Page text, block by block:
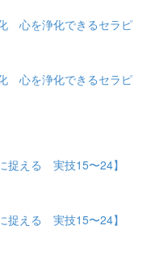
心を浄化できるセラピ
心を浄化できるセラピ
捉える 実技15〜24】
捉える 実技15〜24】